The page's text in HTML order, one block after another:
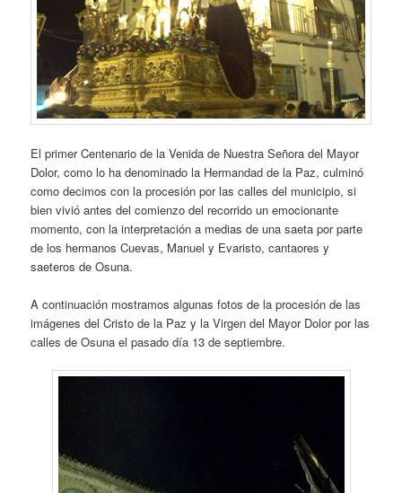
El primer Centenario de la Venida de Nuestra Señora del Mayor
Dolor, como lo ha denominado la Hermandad de la Paz, culminó
como decimos con la procesión por las calles del municipio, si
bien vivió antes del comienzo del recorrido un emocionante
momento, con la interpretación a medias de una saeta por parte
de los hermanos Cuevas, Manuel y Evaristo, cantaores y
saeteros de Osuna.
A continuación mostramos algunas fotos de la procesión de las
imágenes del Cristo de la Paz y la Virgen del Mayor Dolor por las
calles de Osuna el pasado día 13 de septiembre.